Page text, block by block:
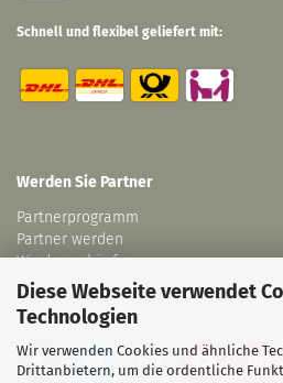
Diese Webseite verwendet
Technologien
Wir verwenden Cookies und ähnliche
Drittanbietern, um die ordentliche
Schnell und flexibel geliefert mit:
Werden Sie Partner
Partnerprogramm
Partner werden
Wiederverkäufer
Links